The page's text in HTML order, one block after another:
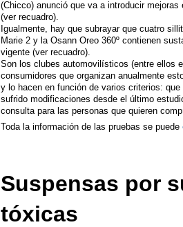
(Chicco) anunció que va a introducir
(ver recuadro).
Igualmente, hay que subrayar que cuatro
Marie 2 y la Osann Oreo 360º contienen
vigente (ver recuadro).
Son los clubes automovilísticos (entre ellos
consumidores que organizan anualmente
y lo hacen en función de varios criterios:
sufrido modificaciones desde el último
consulta para las personas que quieren
Toda la información de las pruebas se puede
Suspensas por
tóxicas